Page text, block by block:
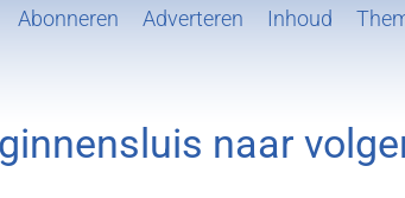
Abonneren Adverteren Inhoud
naar